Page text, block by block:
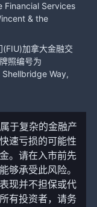
Financial Services
& the
加拿大金融交
照编号为
Way,
于复杂的金融产
速亏损的可能性
。请在入市前先
够承受此风险。
现并不担保或代
有投资者，请务